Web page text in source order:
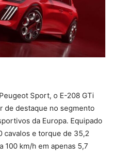
Sport, o E-208 GTi
de destaque no segmento
da Europa. Equipado
cavalos e torque de 35,2
100 km/h em apenas 5,7